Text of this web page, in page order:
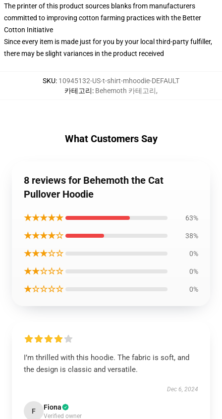
The printer of this product sources blanks from manufacturers
committed to improving cotton farming practices with the Better
Cotton Initiative
Since every item is made just for you by your local third-party fulfiller,
there may be slight variances in the product received
SKU: 10945132-US-t-shirt-mhoodie-DEFAULT
카테고리: Behemoth 카테고리,
What Customers Say
8 reviews for Behemoth the Cat
Pullover Hoodie
★★★★★ 63%
★★★★☆ 38%
★★★☆☆ 0%
★★☆☆☆ 0%
★☆☆☆☆ 0%
I’m thrilled with this hoodie. The fabric is soft, and
the design is classic and versatile.
Dec 6, 2024
F Fiona
Verified owner